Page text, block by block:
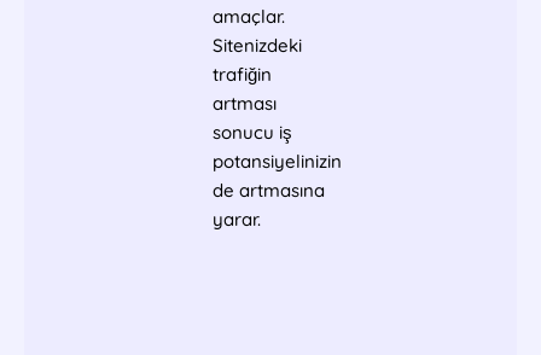
amaçlar.
Sitenizdeki
trafiğin
artması
sonucu iş
potansiyelinizin
de artmasına
yarar.